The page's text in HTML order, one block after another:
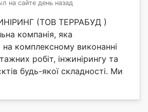
на сайте день назад
(ТОВ ТЕРРАБУД )
компанія, яка
на комплексному виконанні
робіт, інжинірингу та
будь-якої складності. Ми